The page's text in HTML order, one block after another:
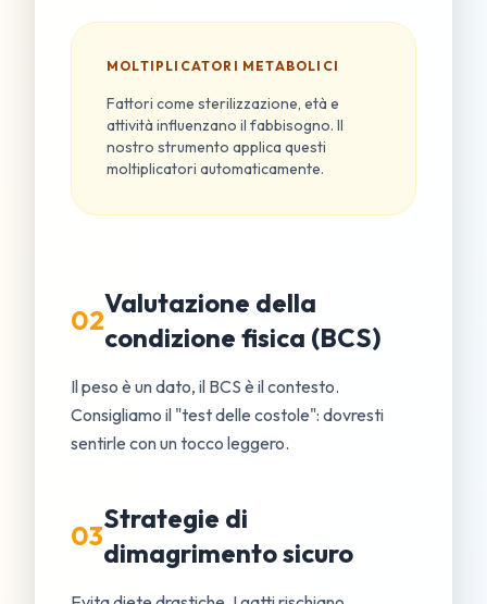
MOLTIPLICATORI METABOLICI
Fattori come sterilizzazione, età e
attività influenzano il fabbisogno. Il
nostro strumento applica questi
moltiplicatori automaticamente.
02
Valutazione della
condizione fisica (BCS)
Il peso è un dato, il BCS è il contesto.
Consigliamo il "test delle costole": dovresti
sentirle con un tocco leggero.
03
Strategie di
dimagrimento sicuro